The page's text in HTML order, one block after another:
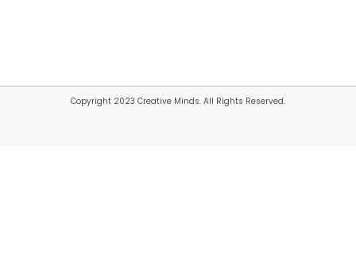
Copyright 2023 Creative Minds. All Rights Reserved.